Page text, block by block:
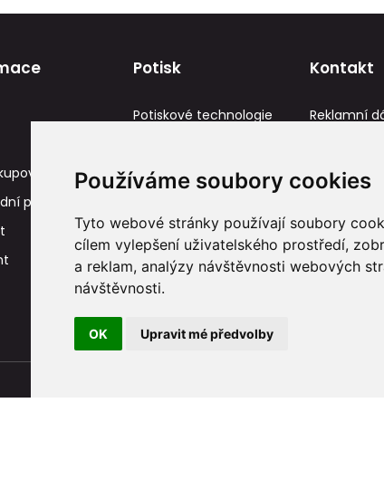
Používáme soubory cookies
Tyto webové stránky používají soubory
cílem vylepšení uživatelského prostředí,
a reklam, analýzy návštěvnosti webových
návštěvnosti.
OK Upravit mé předvolby
podmínky
Potisk
Potiskové technologie
Tisková data
Kontakt
Reklamní
+420 736